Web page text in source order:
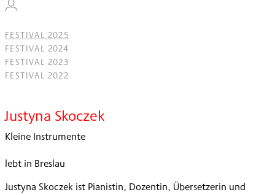
FESTIVAL 2025
FESTIVAL 2024
FESTIVAL 2023
FESTIVAL 2022
Justyna Skoczek
Kleine Instrumente
lebt in Breslau
Justyna Skoczek ist Pianistin, Dozentin, Übersetzerin und